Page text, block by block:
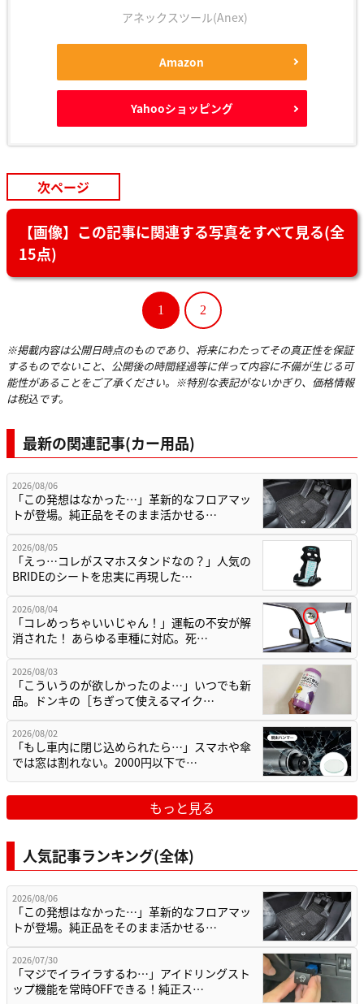
アネックスツール(Anex)
Amazon
Yahooショッピング
次ページ
【画像】この記事に関連する写真をすべて見る(全
15点)
1 2
※掲載内容は公開日時点のものであり、将来にわたってその真正性を保証
するものでないこと、公開後の時間経過等に伴って内容に不備が生じる可
能性があることをご了承ください。※特別な表記がないかぎり、価格情報
は税込です。
最新の関連記事(カー用品)
2026/08/06
「この発想はなかった…」革新的なフロアマッ
トが登場。純正品をそのまま活かせる…
2026/08/05
「えっ…コレがスマホスタンドなの？」人気の
BRIDEのシートを忠実に再現した…
2026/08/04
「コレめっちゃいいじゃん！」運転の不安が解
消された！ あらゆる車種に対応。死…
2026/08/03
「こういうのが欲しかったのよ…」いつでも新
品。ドンキの［ちぎって使えるマイク…
2026/08/02
「もし車内に閉じ込められたら…」スマホや傘
では窓は割れない。2000円以下で…
もっと見る
人気記事ランキング(全体)
2026/08/06
「この発想はなかった…」革新的なフロアマッ
トが登場。純正品をそのまま活かせる…
2026/07/30
「マジでイライラするわ…」アイドリングスト
ップ機能を常時OFFできる！純正ス…